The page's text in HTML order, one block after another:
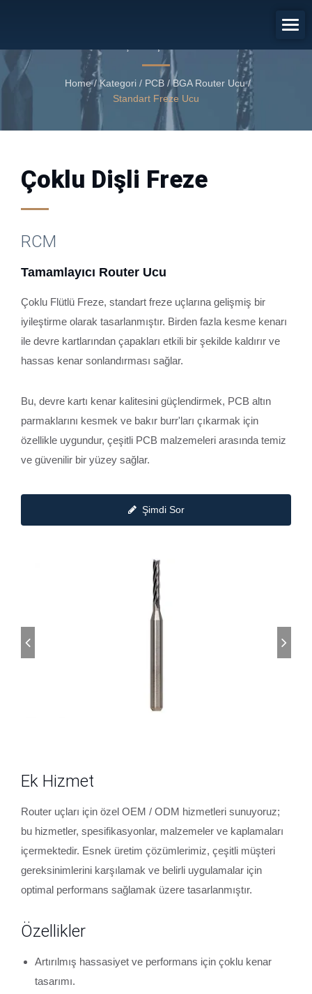
Home / Kategori / PCB / BGA Router Ucu /
Standart Freze Ucu
Çoklu Dişli Freze
RCM
Tamamlayıcı Router Ucu
Çoklu Flütlü Freze, standart freze uçlarına gelişmiş bir
iyileştirme olarak tasarlanmıştır. Birden fazla kesme kenarı
ile devre kartlarından çapakları etkili bir şekilde kaldırır ve
hassas kenar sonlandırması sağlar.
Bu, devre kartı kenar kalitesini güçlendirmek, PCB altın
parmaklarını kesmek ve bakır burr'ları çıkarmak için
özellikle uygundur, çeşitli PCB malzemeleri arasında temiz
ve güvenilir bir yüzey sağlar.
Şimdi Sor
Ek Hizmet
Router uçları için özel OEM / ODM hizmetleri sunuyoruz;
bu hizmetler, spesifikasyonlar, malzemeler ve kaplamaları
içermektedir. Esnek üretim çözümlerimiz, çeşitli müşteri
gereksinimlerini karşılamak ve belirli uygulamalar için
optimal performans sağlamak üzere tasarlanmıştır.
Özellikler
Artırılmış hassasiyet ve performans için çoklu kenar
tasarımı.